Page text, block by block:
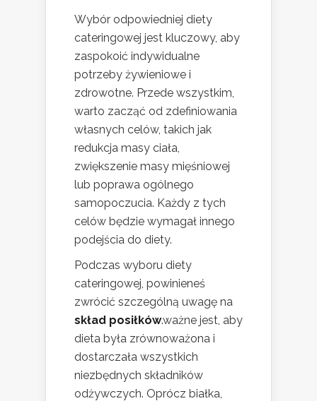
Wybór odpowiedniej diety
cateringowej jest kluczowy, aby
zaspokoić indywidualne
potrzeby żywieniowe i
zdrowotne. Przede wszystkim,
warto zacząć od zdefiniowania
własnych celów, takich jak
redukcja masy ciała,
zwiększenie masy mięśniowej
lub poprawa ogólnego
samopoczucia. Każdy z tych
celów będzie wymagał innego
podejścia do diety.
Podczas wyboru diety
cateringowej, powinieneś
zwrócić szczególną uwagę na
skład posiłków.ważne jest, aby
dieta była zrównoważona i
dostarczała wszystkich
niezbędnych składników
odżywczych. Oprócz białka,